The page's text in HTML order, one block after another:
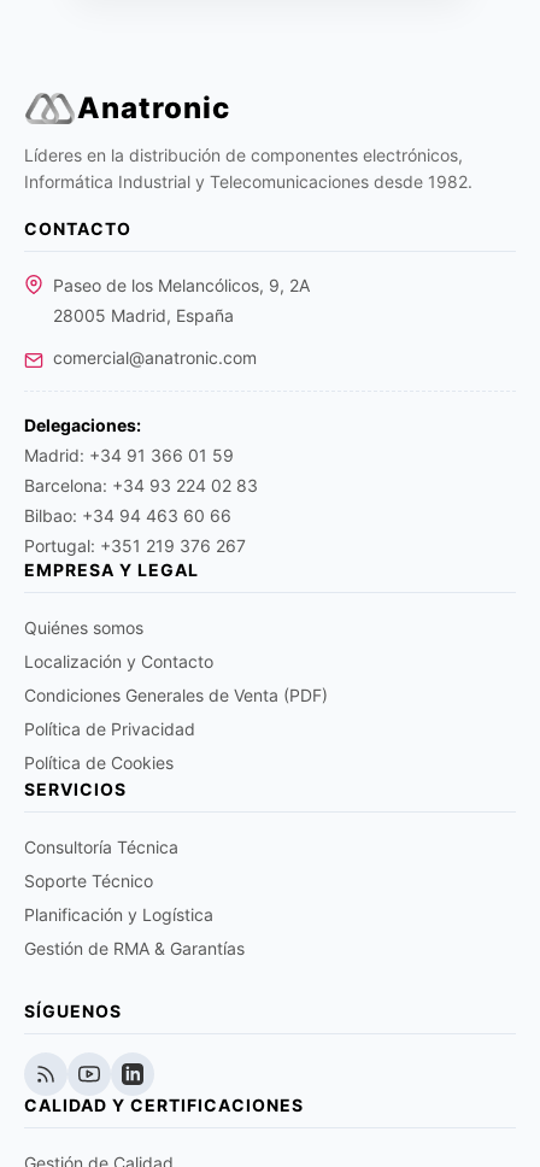
Anatronic
Líderes en la distribución de componentes electrónicos,
Informática Industrial y Telecomunicaciones desde 1982.
CONTACTO
Paseo de los Melancólicos, 9, 2A
28005 Madrid, España
comercial@anatronic.com
Delegaciones:
Madrid: +34 91 366 01 59
Barcelona: +34 93 224 02 83
Bilbao: +34 94 463 60 66
Portugal: +351 219 376 267
EMPRESA Y LEGAL
Quiénes somos
Localización y Contacto
Condiciones Generales de Venta (PDF)
Política de Privacidad
Política de Cookies
SERVICIOS
Consultoría Técnica
Soporte Técnico
Planificación y Logística
Gestión de RMA & Garantías
SÍGUENOS
CALIDAD Y CERTIFICACIONES
Gestión de Calidad